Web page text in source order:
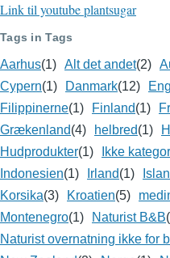
Link til youtube plantsugar
Tags in Tags
Aarhus(1) Alt det andet(2)
Cypern(1) Danmark(12)
Filippinerne(1) Finland(1)
Grækenland(4) helbred(1)
Hudprodukter(1) Ikke
Indonesien(1) Irland(1)
Korsika(3) Kroatien(5)
Montenegro(1) Naturist B&B
Naturist overnatning ikke for